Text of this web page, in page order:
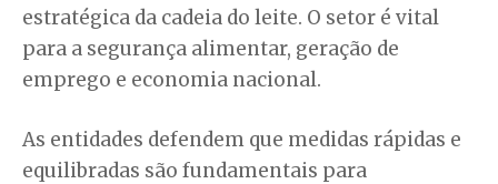
estratégica da cadeia do leite. O setor é vital
para a segurança alimentar, geração de
emprego e economia nacional.
As entidades defendem que medidas rápidas e
equilibradas são fundamentais para